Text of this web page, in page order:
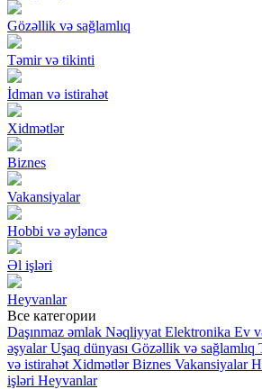
Gözəllik və sağlamlıq
Təmir və tikinti
İdman və istirahət
Xidmətlər
Biznes
Vakansiyalar
Hobbi və əyləncə
Əl işləri
Heyvanlar
Все категории
Daşınmaz əmlak Nəqliyyat Elektronika Ev
əşyalar Uşaq dünyası Gözəllik və sağlamlıq
və istirahət Xidmətlər Biznes Vakansiyalar
işləri Heyvanlar